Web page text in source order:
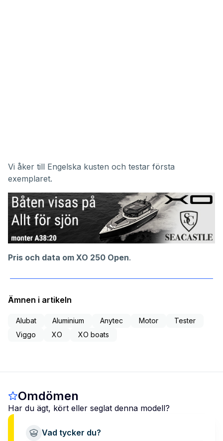
Vi åker till Engelska kusten och testar första
exemplaret.
Pris och data om XO 250 Open.
Ämnen i artikeln
Alubat Aluminium Anytec Motor
Tester
Viggo
XO XO boats
Omdömen
Har du ägt, kört eller seglat denna modell?
Vad tycker du?